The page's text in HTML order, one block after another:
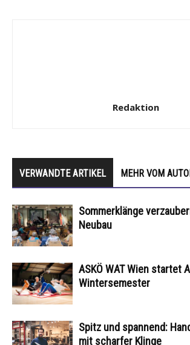
Redaktion
VERWANDTE ARTIKEL MEHR VOM
Sommerklänge
Neubau
ASKÖ WAT Wien startet
Wintersemester
Spitz und spannend:
mit scharfer Klinge